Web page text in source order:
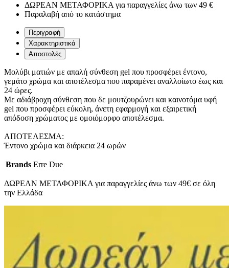
ΔΩΡΕΑΝ ΜΕΤΑΦΟΡΙΚΑ για παραγγελίες άνω των 49 €
Παραλαβή από το κατάστημα
Περιγραφή
Χαρακτηριστικά
Αποστολές
Μολύβι ματιών με απαλή σύνθεση gel που προσφέρει έντονο,
γεμάτο χρώμα και αποτέλεσμα που παραμένει αναλλοίωτο έως και
24 ώρες.
Με αδιάβροχη σύνθεση που δε μουτζουρώνει και καινοτόμα υφή
gel που προσφέρει εύκολη, άνετη εφαρμογή και εξαιρετική
απόδοση χρώματος με ομοιόμορφο αποτέλεσμα.
ΑΠΟΤΕΛΕΣΜΑ:
Έντονο χρώμα και διάρκεια 24 ωρών
Brands Erre Due
ΔΩΡΕΑΝ ΜΕΤΑΦΟΡΙΚΑ για παραγγελίες άνω των 49€ σε όλη
την Ελλάδα